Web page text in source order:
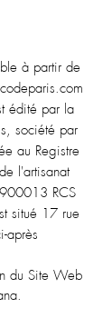
à partir de
édité par la
société par
au Registre
l'artisanat
RCS
situé 17 rue
après
du Site Web